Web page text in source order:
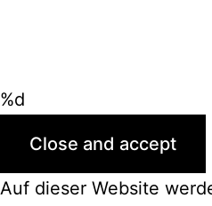
%d
Auf dieser Website